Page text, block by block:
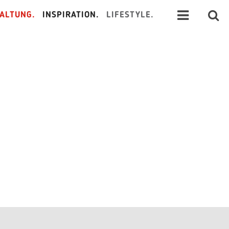
INSPIRATION. LIFESTYLE.